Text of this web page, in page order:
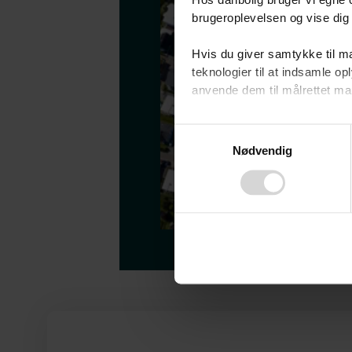
brugeroplevelsen og vise
Hvis du giver samtykke til
teknologier til at indsamle
anvende dem til målrettet
Ved at klikke på ”OK”
tilbagekalde dit samtykke
Nødvendig